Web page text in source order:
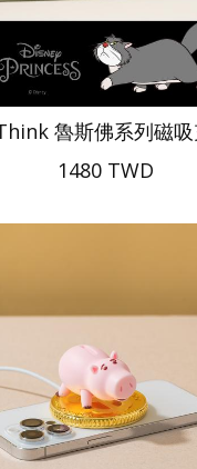
魯斯佛系列磁吸
1480 TWD